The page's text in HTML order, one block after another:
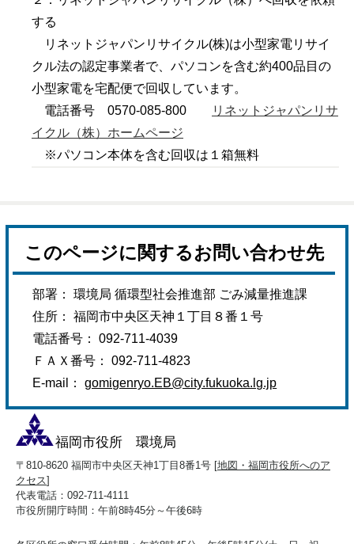
する
リネットジャパンリサイクル(株)は小型家電リサイ
クル法の認定事業者で、パソコンを含む約400品目の
小型家電を宅配便で回収しています。
電話番号 0570-085-800
リネットジャパンリサ
イクル（株）ホームページ
※パソコン本体を含む回収は１箱無料
このページに関するお問い合わせ先
部署： 環境局 循環型社会推進部 ごみ減量推進課
住所： 福岡市中央区天神１丁目８番１号
電話番号： 092-711-4039
ＦＡＸ番号： 092-711-4823
E-mail：gomigenryo.EB@city.fukuoka.lg.jp
福岡市役所 環境局
〒810-8620 福岡市中央区天神1丁目8番1号 [地図・福岡市役所へのア
クセス]
代表電話：092-711-4111
市役所開庁時間：午前8時45分～午後6時